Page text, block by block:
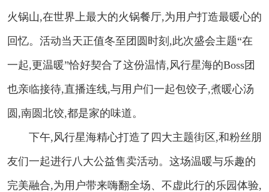
火锅山,在世界上最大的火锅餐厅,为用户打造最暖心的
回忆。活动当天正值冬至团圆时刻,此次盛会主题“在
一起,更温暖”恰好契合了这份温情,风行星海的Boss团
也亲临接待,直播连线,与用户们一起包饺子,煮暖心汤
圆,南圆北饺,都是家的味道。
下午,风行星海精心打造了四大主题街区,和粉丝朋
友们一起进行八大公益售卖活动。这场温暖与乐趣的
完美融合,为用户带来嗨翻全场、不虚此行的乐园体验,